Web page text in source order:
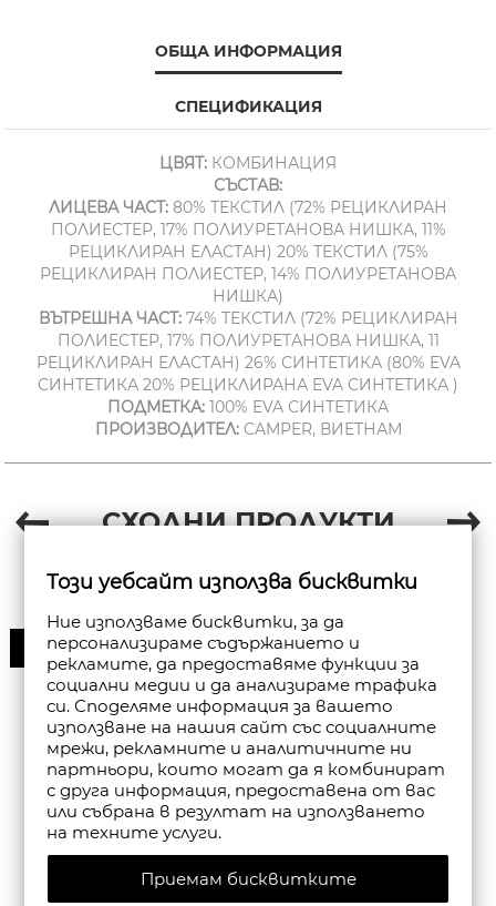
ОБЩА ИНФОРМАЦИЯ
СПЕЦИФИКАЦИЯ
ЦВЯТ: КОМБИНАЦИЯ
СЪСТАВ:
ЛИЦЕВА ЧАСТ: 80% ТЕКСТИЛ (72% РЕЦИКЛИРАН
ПОЛИЕСТЕР, 17% ПОЛИУРЕТАНОВА НИШКА, 11%
РЕЦИКЛИРАН ЕЛАСТАН) 20% ТЕКСТИЛ (75%
РЕЦИКЛИРАН ПОЛИЕСТЕР, 14% ПОЛИУРЕТАНОВА
НИШКА)
ВЪТРЕШНА ЧАСТ:74% ТЕКСТИЛ (72% РЕЦИКЛИРАН
ПОЛИЕСТЕР, 17% ПОЛИУРЕТАНОВА НИШКА, 11
РЕЦИКЛИРАН ЕЛАСТАН) 26% СИНТЕТИКА (80% EVA
СИНТЕТИКА 20% РЕЦИКЛИРАНА EVA СИНТЕТИКА )
ПОДМЕТКА: 100% EVA СИНТЕТИКА
ПРОИЗВОДИТЕЛ:CAMPER, ВИЕТНАМ
СХОДНИ ПРОДУКТИ
30%
Този уебсайт използва бисквитки
Ние използваме бисквитки, за да
персонализираме съдържанието и
рекламите, да предоставяме функции за
социални медии и да анализираме трафика
си. Споделяме информация за вашето
използване на нашия сайт със социалните
мрежи, рекламните и аналитичните ни
партньори, които могат да я комбинират
с друга информация, предоставена от вас
или събрана в резултат на използването
на техните услуги.
Приемам бисквитките